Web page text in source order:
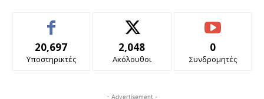
20,697
Υποστηρικτές
2,048
Ακόλουθοι
0
Συνδρομητές
- Advertisement -